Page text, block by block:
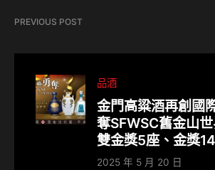
PREVIOUS POST
品酒
金門高粱酒再創國
奪SFWSC舊金山
雙金獎5座、金獎
2025 年 5 月 20 日